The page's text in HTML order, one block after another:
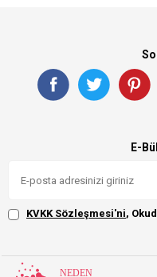
E-
KVKK Sözleşmesi'ni,